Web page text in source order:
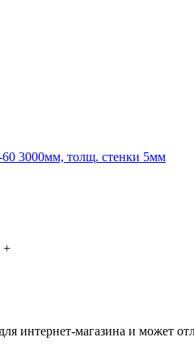
+
интернет-магазина и может